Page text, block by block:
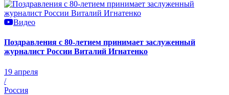
Видео
Поздравления с 80-летием принимает заслуженный
журналист России Виталий Игнатенко
19 апреля
/
Россия